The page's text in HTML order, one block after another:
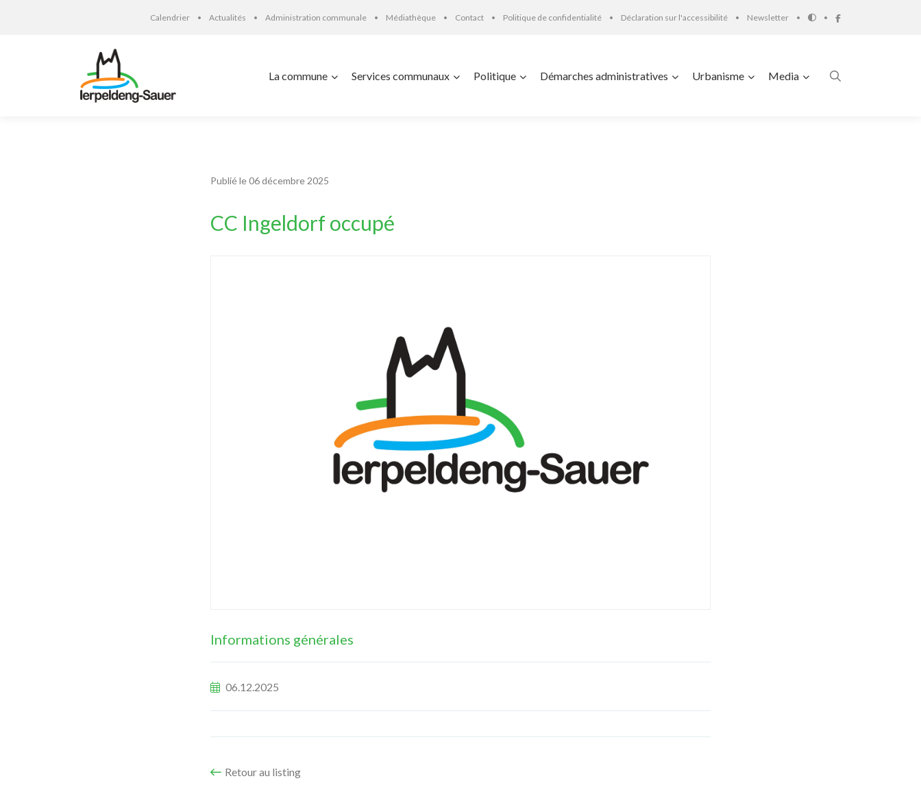
Calendrier Actualités Administration communale Médiathèque Contact Politique de confidentialité Déclaration sur l'accessibilité Newsletter
La commune Services communaux Politique Démarches administratives Urbanisme Media
Publié le 06 décembre 2025
CC Ingeldorf occupé
Informations générales
06.12.2025
Retour au listing